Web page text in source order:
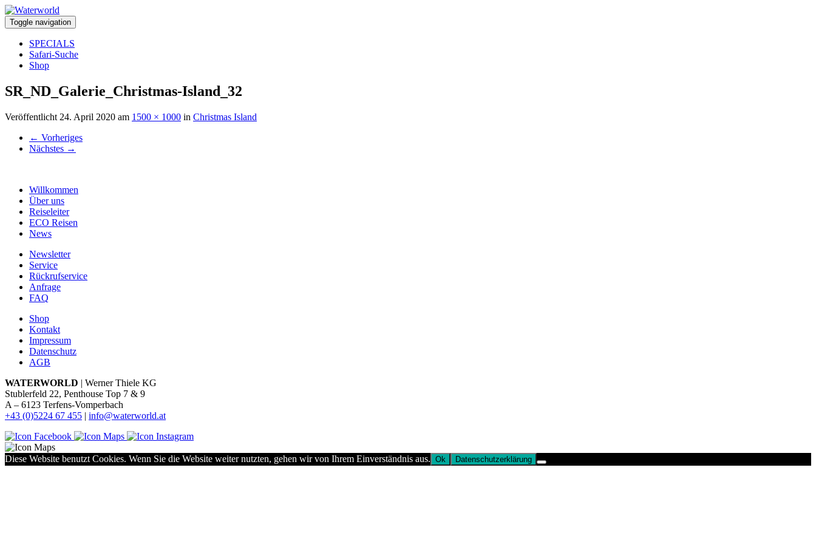
Toggle navigation
SPECIALS
Safari-Suche
Shop
SR_ND_Galerie_Christmas-Island_32
Veröffentlicht 24. April 2020 am 1500 × 1000 in Christmas Island
← Vorheriges
Nächstes →
Willkommen
Über uns
Reiseleiter
ECO Reisen
News
Newsletter
Service
Rückrufservice
Anfrage
FAQ
Shop
Kontakt
Impressum
Datenschutz
AGB
WATERWORLD | Werner Thiele KG
Stublerfeld 22, Penthouse Top 7 & 9
A – 6123 Terfens-Vomperbach
+43 (0)5224 67 455 | info@waterworld.at
Diese Website benutzt Cookies. Wenn Sie die Website weiter nutzten, gehen wir von Ihrem Einverständnis aus. Ok Datenschutzerklärung